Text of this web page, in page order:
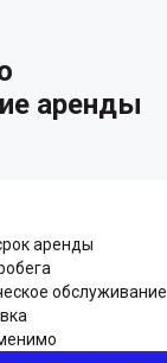
аренды
аренды
обслуживание